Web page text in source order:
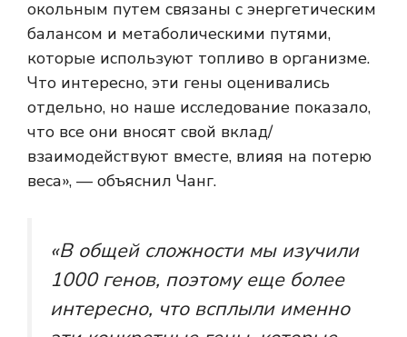
окольным путем связаны с энергетическим
балансом и метаболическими путями,
которые используют топливо в организме.
Что интересно, эти гены оценивались
отдельно, но наше исследование показало,
что все они вносят свой вклад/
взаимодействуют вместе, влияя на потерю
веса», — объяснил Чанг.
«В общей сложности мы изучили
1000 генов, поэтому еще более
интересно, что всплыли именно